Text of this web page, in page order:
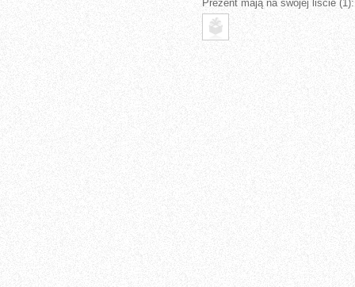
Prezent mają na swojej liście (1):